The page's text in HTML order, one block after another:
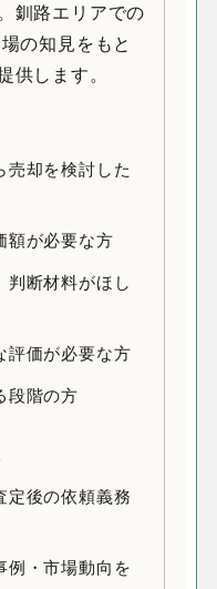
釧路エリアでの
の知見をもと
供します。
売却を検討した
額が必要な方
判断材料がほし
評価が必要な方
段階の方
定後の依頼義務
例・市場動向を